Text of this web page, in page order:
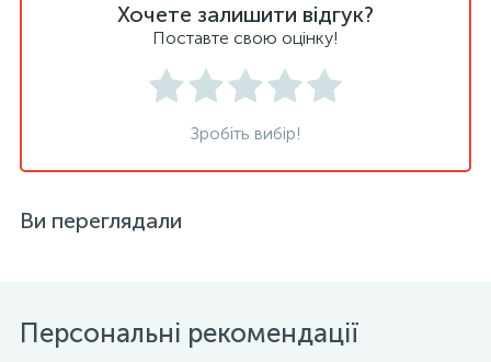
Хочете залишити відгук?
Поставте свою оцінку!
Зробіть вибір!
Ви переглядали
Персональні рекомендації